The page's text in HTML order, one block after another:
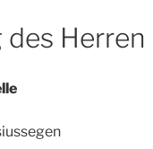
des Herren